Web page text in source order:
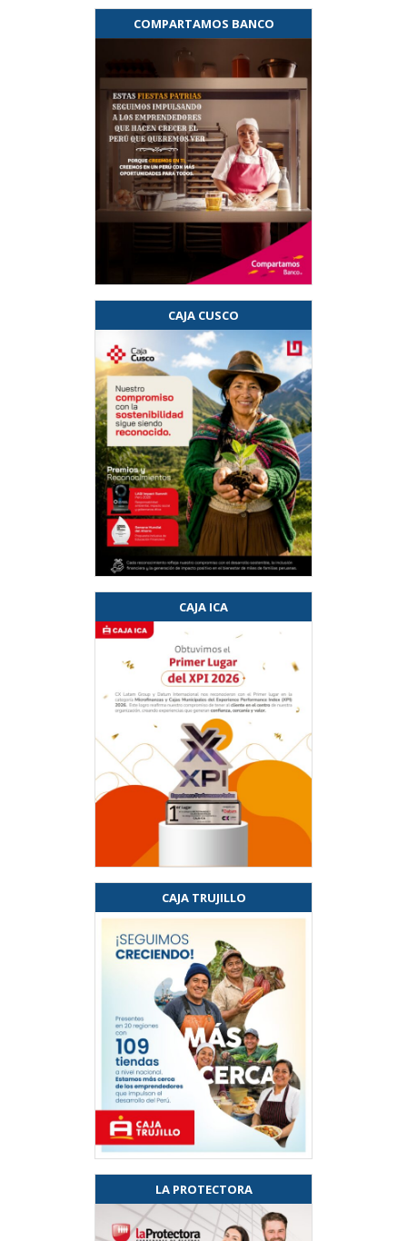
COMPARTAMOS BANCO
CAJA CUSCO
CAJA ICA
CAJA TRUJILLO
LA PROTECTORA